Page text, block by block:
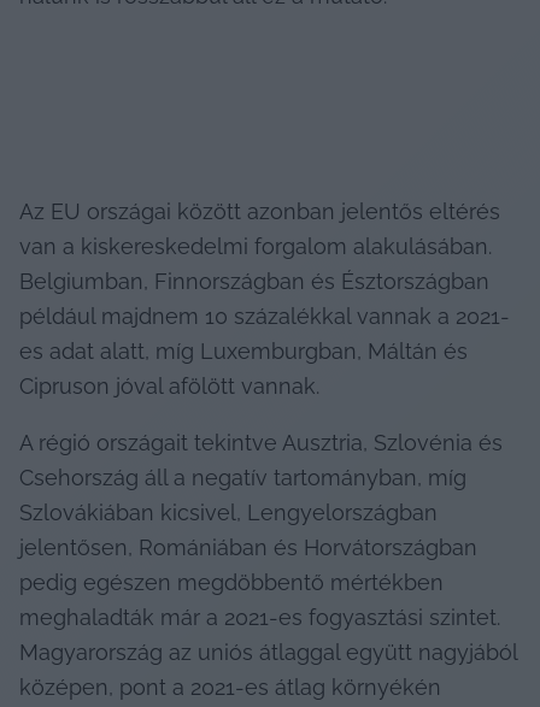
Az EU országai között azonban jelentős eltérés
van a kiskereskedelmi forgalom alakulásában.
Belgiumban, Finnországban és Észtországban
például majdnem 10 százalékkal vannak a 2021-
es adat alatt, míg Luxemburgban, Máltán és
Cipruson jóval afölött vannak.
A régió országait tekintve Ausztria, Szlovénia és
Csehország áll a negatív tartományban, míg
Szlovákiában kicsivel, Lengyelországban
jelentősen, Romániában és Horvátországban
pedig egészen megdöbbentő mértékben
meghaladták már a 2021-es fogyasztási szintet.
Magyarország az uniós átlaggal együtt nagyjából
középen, pont a 2021-es átlag környékén